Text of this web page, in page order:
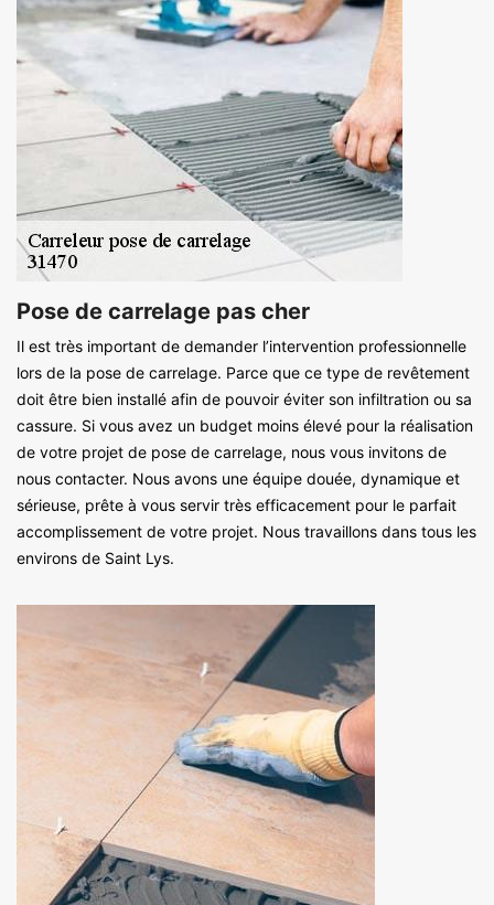
Pose de carrelage pas cher
Il est très important de demander l’intervention professionnelle
lors de la pose de carrelage. Parce que ce type de revêtement
doit être bien installé afin de pouvoir éviter son infiltration ou sa
cassure. Si vous avez un budget moins élevé pour la réalisation
de votre projet de pose de carrelage, nous vous invitons de
nous contacter. Nous avons une équipe douée, dynamique et
sérieuse, prête à vous servir très efficacement pour le parfait
accomplissement de votre projet. Nous travaillons dans tous les
environs de Saint Lys.